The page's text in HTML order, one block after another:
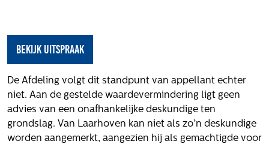
Klachtenbehandeling Procedure (KBP)
Het verhaal van Gloudemans
Werken bij Gloudemans
Actueel
Nieuws
Bekijk uitspraak
De Afdeling volgt dit standpunt van appellant echter
niet. Aan de gestelde waardevermindering ligt geen
advies van een onafhankelijke deskundige ten
grondslag. Van Laarhoven kan niet als zo’n deskundige
worden aangemerkt, aangezien hij als gemachtigde voor